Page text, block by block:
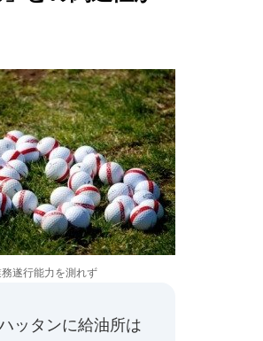
遂行能力を測れず
ッタンに給油所は